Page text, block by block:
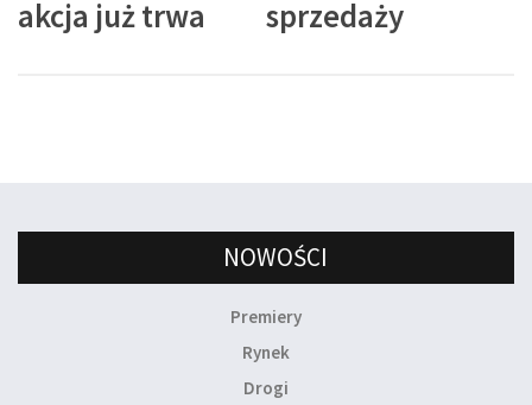
akcja już trwa sprzedaży
NOWOŚCI
Premiery
Rynek
Drogi